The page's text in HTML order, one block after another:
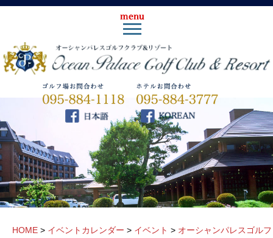
HOME > イベントカレンダー > イベント > オーシャンパレスゴルフ